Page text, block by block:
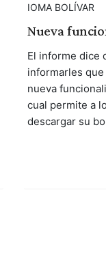
IOMA BOLÍVAR
Nueva
El informe dice
informarles
nueva
cual permite a
descargar su